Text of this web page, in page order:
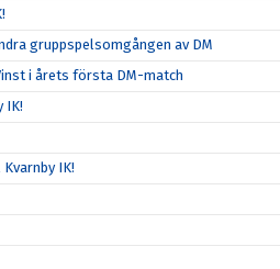
gruppspelsomgången av DM
i årets första DM-match
IK!
IK!